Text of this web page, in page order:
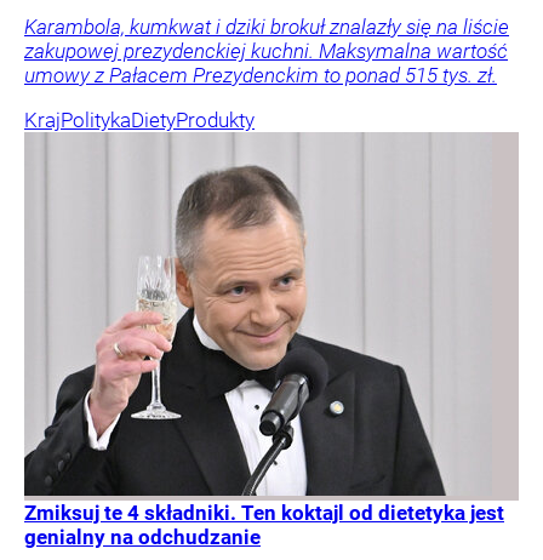
Karambola, kumkwat i dziki brokuł znalazły się na liście
zakupowej prezydenckiej kuchni. Maksymalna wartość
umowy z Pałacem Prezydenckim to ponad 515 tys. zł.
KrajPolitykaDietyProdukty
Zmiksuj te 4 składniki. Ten koktajl od dietetyka jest
genialny na odchudzanie